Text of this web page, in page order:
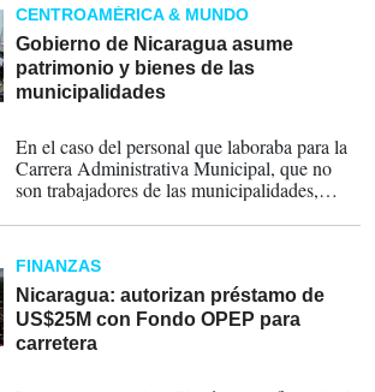
CENTROAMÉRICA & MUNDO
Gobierno de Nicaragua asume
patrimonio y bienes de las
municipalidades
En el caso del personal que laboraba para la
Carrera Administrativa Municipal, que no
son trabajadores de las municipalidades,
Procuraduría General de Justicia.
FINANZAS
Nicaragua: autorizan préstamo de
US$25M con Fondo OPEP para
carretera